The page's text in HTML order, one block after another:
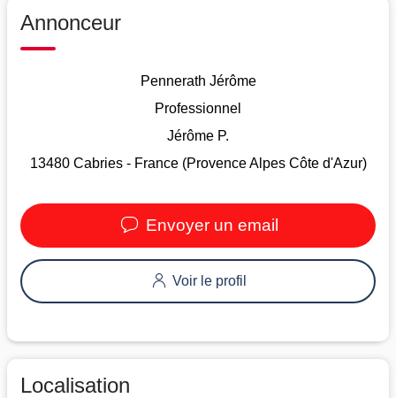
Annonceur
Pennerath Jérôme
Professionnel
Jérôme P.
13480 Cabries - France (Provence Alpes Côte d'Azur)
Envoyer un email
Voir le profil
Localisation